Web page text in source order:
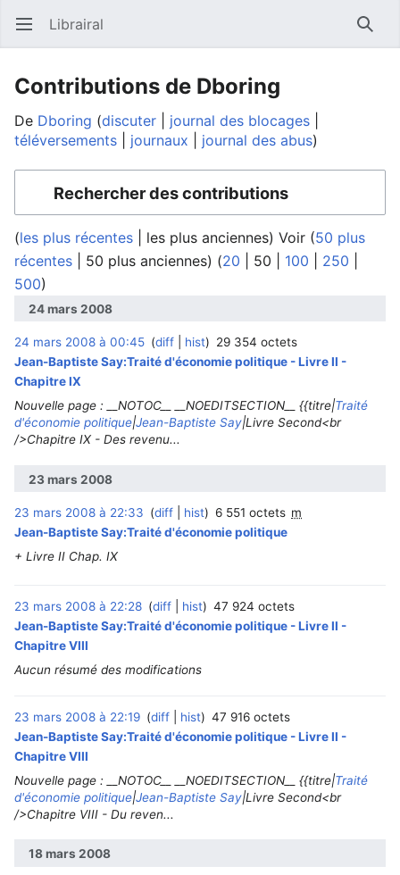
Ouvrir le menu principal Librairal
Contributions de Dboring
De Dboring discuter
journal des blocages
téléversements
journaux journal des abus
Rechercher des contributions
(les plus récentes les plus anciennes) Voir (50 plus
récentes
50 plus anciennes) (20 50 100 250
500)
24 mars 2008
24 mars 2008 à 00:45 diff hist
29 354 octets
Jean-Baptiste Say:Traité d'économie politique - Livre II -
Chapitre IX
Nouvelle page : __NOTOC__ __NOEDITSECTION__ {{titre|Traité
d'économie politique|Jean-Baptiste Say|Livre Second<br
/>Chapitre IX - Des revenu...
23 mars 2008
23 mars 2008 à 22:33 diff hist 6 551 octets m
Jean-Baptiste Say:Traité d'économie politique
+ Livre II Chap. IX
23 mars 2008 à 22:28 diff hist
47 924 octets
Jean-Baptiste Say:Traité d'économie politique - Livre II -
Chapitre VIII
Aucun résumé des modifications
23 mars 2008 à 22:19 diff hist
47 916 octets
Jean-Baptiste Say:Traité d'économie politique - Livre II -
Chapitre VIII
Nouvelle page : __NOTOC__ __NOEDITSECTION__ {{titre|Traité
d'économie politique|Jean-Baptiste Say|Livre Second<br
/>Chapitre VIII - Du reven...
18 mars 2008